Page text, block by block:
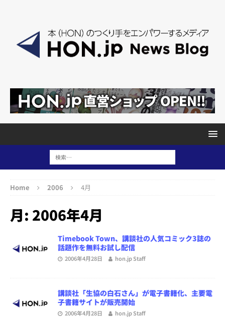
Home 2006 4月
月: 2006年4月
Timebook Town、講談社の人気コミック3誌の
話題作を無料お試し配信
2006年4月28日 hon.jp Staff
講談社「生協の白石さん」が電子書籍化、主要電
子書籍サイトが販売開始
2006年4月28日 hon.jp Staff